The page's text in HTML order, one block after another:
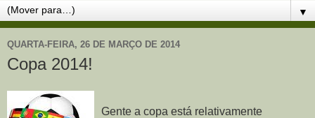
▼
QUARTA-FEIRA, 26 DE MARÇO DE 2014
Copa 2014!
Gente a copa está relativamente